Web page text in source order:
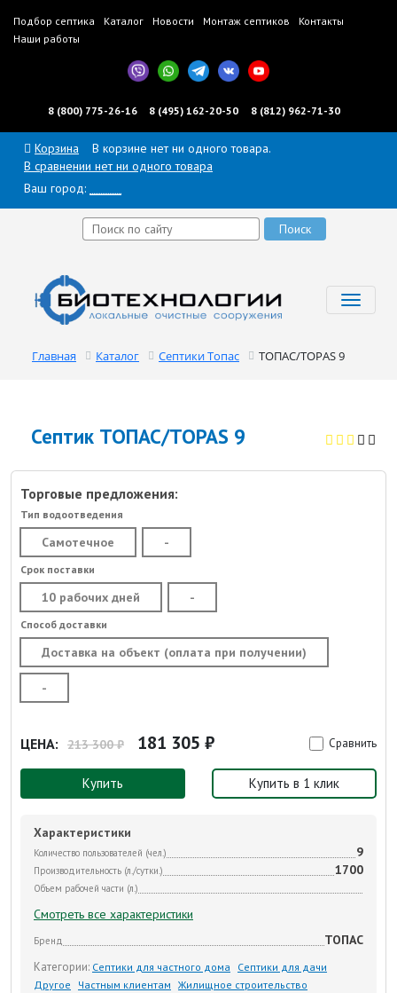
Подбор септика Каталог Новости Монтаж септиков
Контакты
Наши работы
8 (800) 775-26-16 8 (495) 162-20-50 8 (812) 962-71-30
Корзина
В корзине нет ни одного товара.
В сравнении нет ни одного товара
Ваш город:
Главная Каталог Септики Топас ТОПАС/TOPAS 9
Септик ТОПАС/TOPAS 9
Торговые предложения:
Тип водоотведения
Самотечное -
Срок поставки
10 рабочих дней -
Способ доставки
Доставка на объект (оплата при получении)
-
ЦЕНА: 213 300 ₽ 181 305 ₽ Сравнить
Купить Купить в 1 клик
Характеристики
Количество пользователей (чел.) 9
Производительность (л./сутки.) 1700
Объем рабочей части (л.)
Смотреть все характеристики
Бренд ТОПАС
Категории: Септики для частного дома
Септики для дачи
Другое
Частным клиентам Жилищное строительство